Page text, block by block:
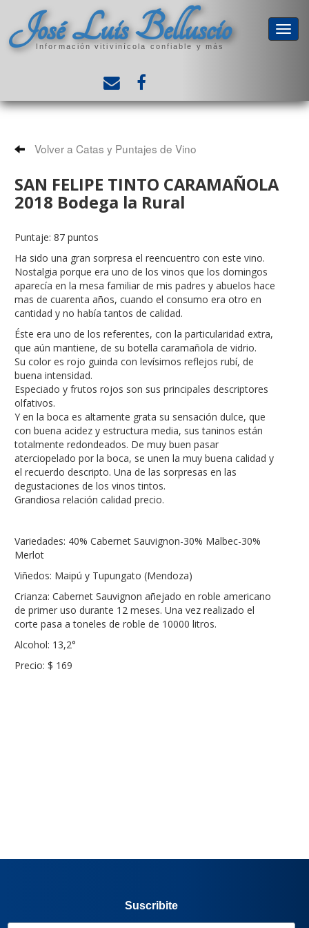
José Luis Belluscio
Información vitivinícola confiable y más
Volver a Catas y Puntajes de Vino
SAN FELIPE TINTO CARAMAÑOLA
2018 Bodega la Rural
Puntaje: 87 puntos
Ha sido una gran sorpresa el reencuentro con este vino.
Nostalgia porque era uno de los vinos que los domingos
aparecía en la mesa familiar de mis padres y abuelos hace
mas de cuarenta años, cuando el consumo era otro en
cantidad y no había tantos de calidad.
Éste era uno de los referentes, con la particularidad extra,
que aún mantiene, de su botella caramañola de vidrio.
Su color es rojo guinda con levísimos reflejos rubí, de
buena intensidad.
Especiado y frutos rojos son sus principales descriptores
olfativos.
Y en la boca es altamente grata su sensación dulce, que
con buena acidez y estructura media, sus taninos están
totalmente redondeados. De muy buen pasar
aterciopelado por la boca, se unen la muy buena calidad y
el recuerdo descripto. Una de las sorpresas en las
degustaciones de los vinos tintos.
Grandiosa relación calidad precio.
Variedades: 40% Cabernet Sauvignon-30% Malbec-30%
Merlot
Viñedos: Maipú y Tupungato (Mendoza)
Crianza: Cabernet Sauvignon añejado en roble americano
de primer uso durante 12 meses. Una vez realizado el
corte pasa a toneles de roble de 10000 litros.
Alcohol: 13,2°
Precio: $ 169
Suscribite